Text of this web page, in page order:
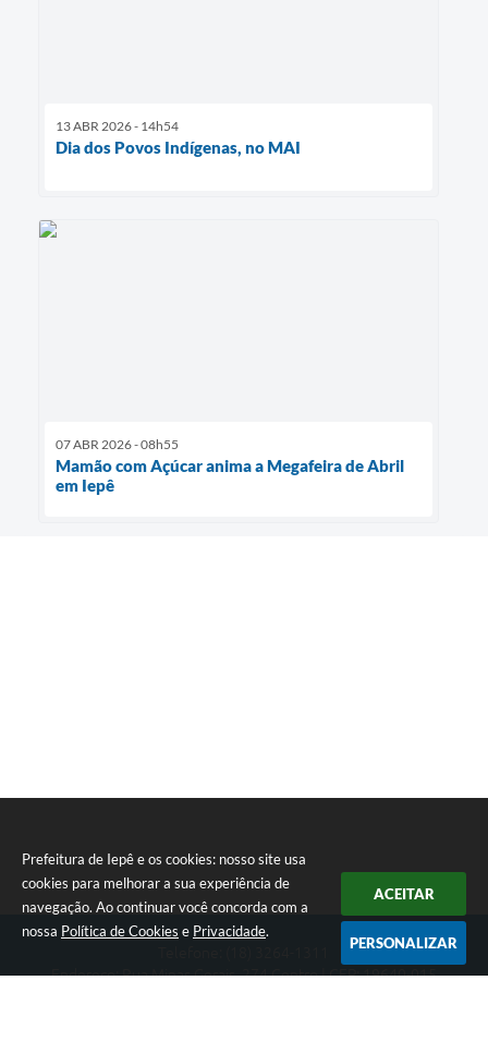
Prefeitura de Iepê e os cookies: nosso site usa
cookies para melhorar a sua experiência de
navegação. Ao continuar você concorda com a
nossa Política de Cookies e Privacidade.
ACEITAR
PERSONALIZAR
13 ABR 2026 - 14h54
Dia dos Povos Indígenas, no MAI
07 ABR 2026 - 08h55
Mamão com Açúcar anima a Megafeira de Abril
em Iepê
Endereço: Rua Minas Gerais, 274 Centro | CEP: 19640-015